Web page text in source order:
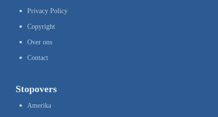
Privacy Policy
Copyright
Over ons
Contact
Stopovers
Amerika